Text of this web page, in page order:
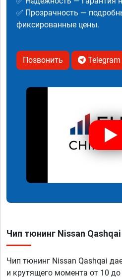
✅ Прозрачность —
фиксированные цены.
Позвонить Telegram
Чип тюнинг Nissan
Чип тюнинг Nissan Qashqai
и крутящего момента от 10